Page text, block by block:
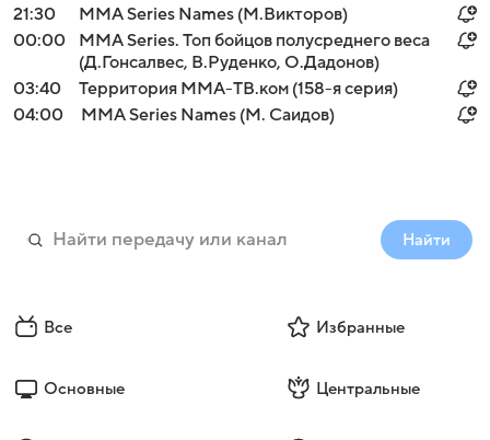
21:30
MMA Series Names (М.Викторов)
00:00
MMA Series. Топ бойцов полусреднего веса
(Д.Гонсалвес, В.Руденко, О.Дадонов)
03:40
Территория ММА-ТВ.ком (158-я серия)
04:00
MMA Series Names (М. Саидов)
Найти
Все Избранные
Основные Центральные